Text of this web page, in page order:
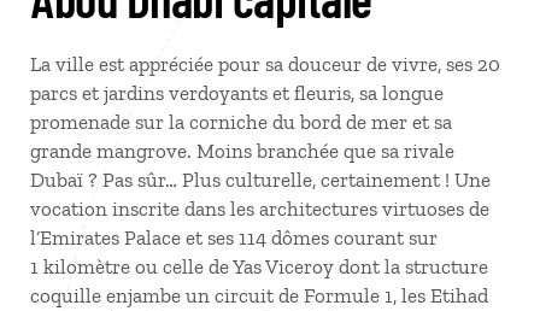
La ville est appréciée pour sa douceur de vivre, ses 20
parcs et jardins verdoyants et fleuris, sa longue
promenade sur la corniche du bord de mer et sa
grande mangrove. Moins branchée que sa rivale
Dubaï ? Pas sûr… Plus culturelle, certainement ! Une
vocation inscrite dans les architectures virtuoses de
l‘Emirates Palace et ses 114 dômes courant sur
1 kilomètre ou celle de Yas Viceroy dont la structure
coquille enjambe un circuit de Formule 1, les Etihad